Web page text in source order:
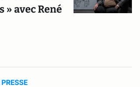
» avec René